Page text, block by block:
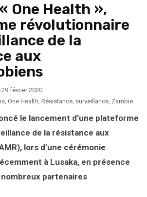
One Health »,
révolutionnaire
de la
aux
29 février 2020
, One Health, Résistance, surveillance, Zambie
le lancement d’une plateforme
de la résistance aux
lors d’une cérémonie
à Lusaka, en présence
partenaires